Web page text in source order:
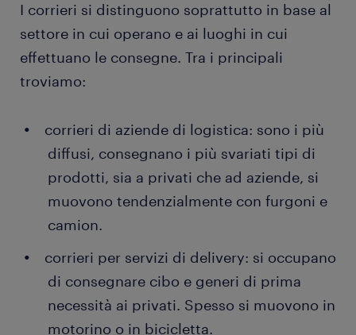
I corrieri si distinguono soprattutto in base al
settore in cui operano e ai luoghi in cui
effettuano le consegne. Tra i principali
troviamo:
corrieri di aziende di logistica: sono i più
diffusi, consegnano i più svariati tipi di
prodotti, sia a privati che ad aziende, si
muovono tendenzialmente con furgoni e
camion.
corrieri per servizi di delivery: si occupano
di consegnare cibo e generi di prima
necessità ai privati. Spesso si muovono in
motorino o in bicicletta.